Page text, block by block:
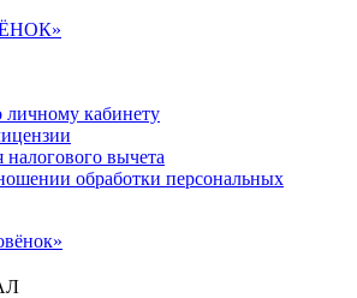
кабинету
вычета
обработки персональных